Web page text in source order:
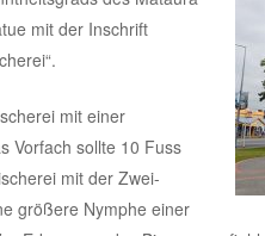
mit der Inschrift
mit einer
Vorfach sollte 10 Fuss
mit der Zwei-
größere Nymphe einer